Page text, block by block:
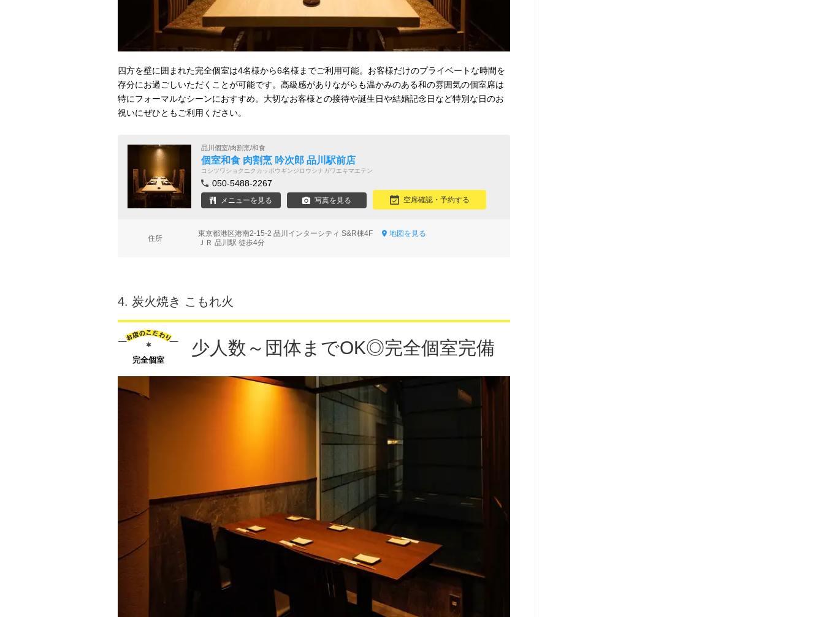
四方を壁に囲まれた完全個室は4名様から6名様までご利用可能。お客様だけのプライベートな時間を
存分にお過ごしいただくことが可能です。高級感がありながらも温かみのある和の雰囲気の個室席は
特にフォーマルなシーンにおすすめ。大切なお客様との接待や誕生日や結婚記念日など特別な日のお
祝いにぜひともご利用ください。
品川個室/肉割烹/和食
個室和食 肉割烹 吟次郎 品川駅前店
コシツワショクニクカッポウギンジロウシナガワエキマエテン
050-5488-2267
メニューを見る 写真を見る 空席確認・予約する
住所
東京都港区港南2-15-2 品川インターシティ S&R棟4F
地図を見る
ＪＲ 品川駅 徒歩4分
4. 炭火焼き こもれ火
完全個室
少人数～団体までOK◎完全個室完備